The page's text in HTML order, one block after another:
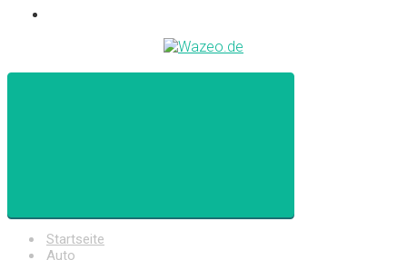
Startseite
Auto